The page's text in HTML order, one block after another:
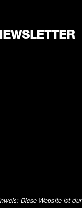
Diese Website ist